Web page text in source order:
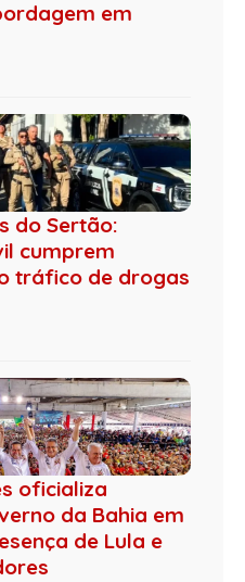
em
do Sertão:
cumprem
tráfico de drogas
oficializa
da Bahia em
de Lula e